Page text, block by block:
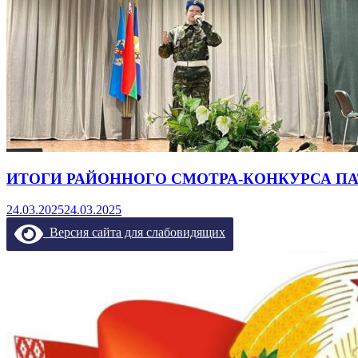
ИТОГИ РАЙОННОГО СМОТРА-КОНКУРСА
24.03.202524.03.2025
Версия сайта для слабовидящих